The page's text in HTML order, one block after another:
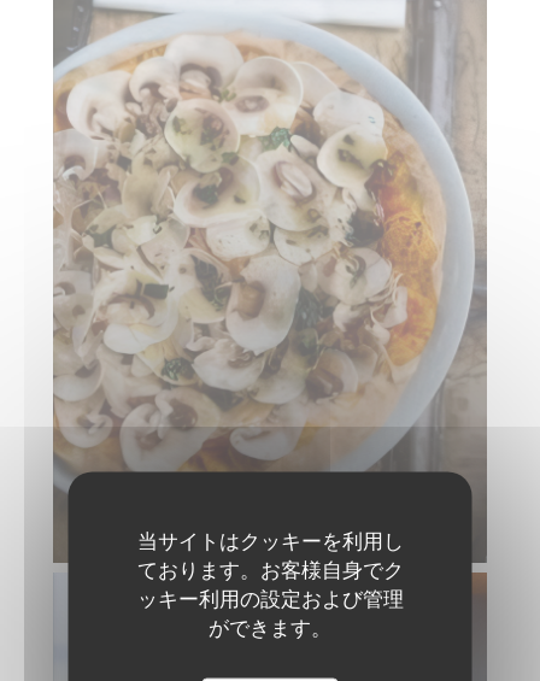
当サイトはクッキーを利用し
ております。お客様自身でク
ッキー利用の設定および管理
ができます。